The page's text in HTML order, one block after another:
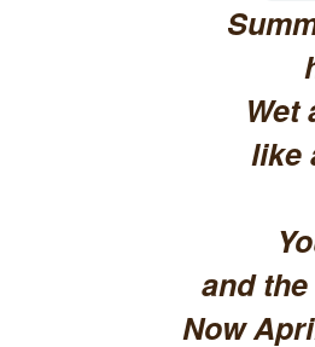
Wet
like
and
Now